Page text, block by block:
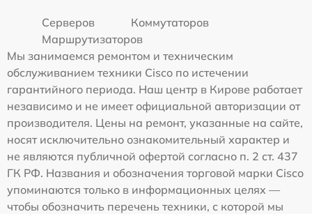
Серверов
Коммутаторов
Маршрутизаторов
Мы занимаемся ремонтом и техническим
обслуживанием техники Cisco по истечении
гарантийного периода. Наш центр в Кирове работает
независимо и не имеет официальной авторизации от
производителя. Цены на ремонт, указанные на сайте,
носят исключительно ознакомительный характер и
не являются публичной офертой согласно п. 2 ст. 437
ГК РФ. Названия и обозначения торговой марки Cisco
упоминаются только в информационных целях —
чтобы обозначить перечень техники, с которой мы